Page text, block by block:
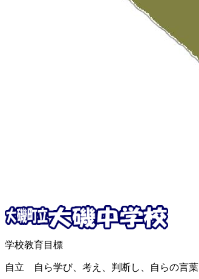
学校教育目標
自立 自ら学び、考え、判断し、自らの言